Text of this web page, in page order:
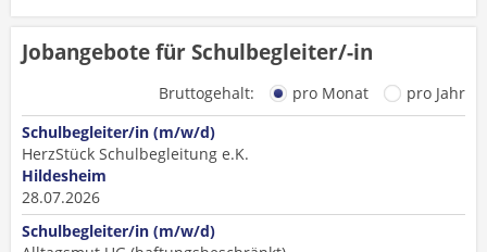
Jobangebote für Schulbegleiter/-in
Bruttogehalt: pro Monat
pro Jahr
Schulbegleiter/in (m/w/d)
HerzStück Schulbegleitung e.K.
Hildesheim
28.07.2026
Schulbegleiter/in (m/w/d)